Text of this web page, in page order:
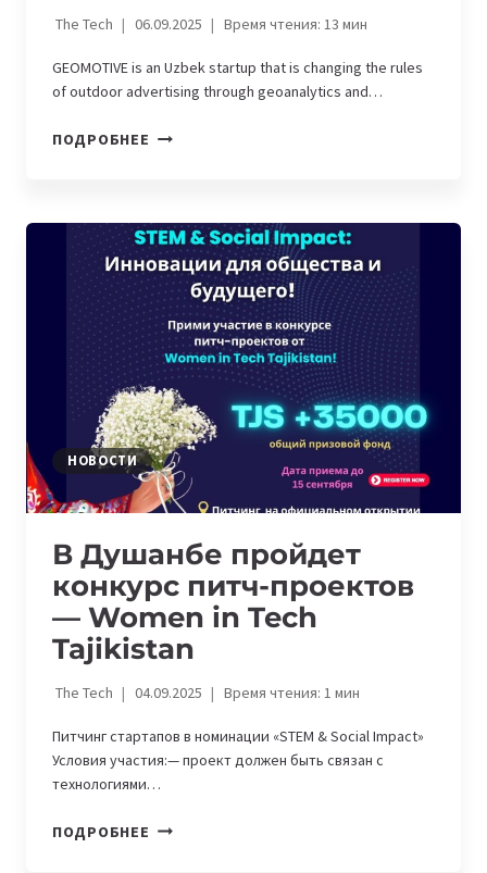
The Tech 06.09.2025 Время чтения: 13мин
GEOMOTIVE is an Uzbek startup that is changing the rules
of outdoor advertising through geoanalytics and…
ПОДРОБНЕЕ HOW
GEOMOTIVE
IS
CHANGING
THE
OUTDOOR
ADVERTISING
MARKET
НОВОСТИ
В Душанбе пройдет
конкурс питч-проектов
— Women in Tech
Tajikistan
The Tech 04.09.2025 Время чтения: 1мин
Питчинг стартапов в номинации «STEM & Social Impact»
Условия участия:— проект должен быть связан с
технологиями…
ПОДРОБНЕЕ В